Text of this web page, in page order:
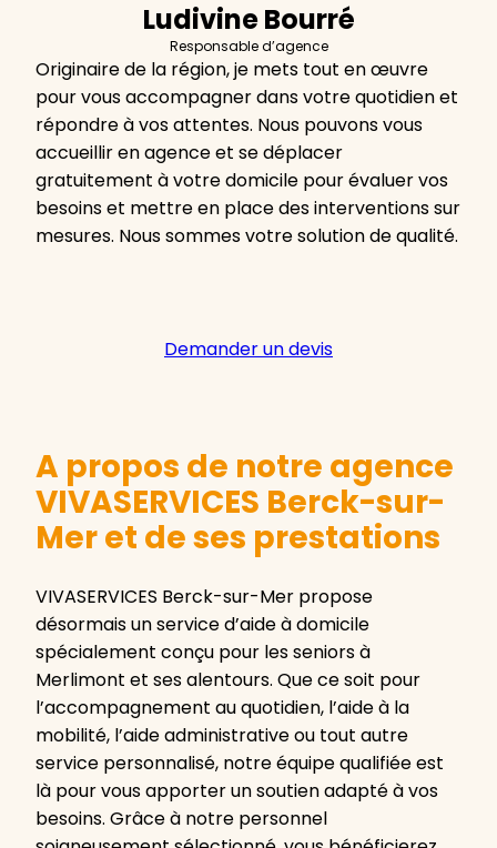
Ludivine Bourré
Responsable d’agence
Originaire de la région, je mets tout en œuvre
pour vous accompagner dans votre quotidien et
répondre à vos attentes. Nous pouvons vous
accueillir en agence et se déplacer
gratuitement à votre domicile pour évaluer vos
besoins et mettre en place des interventions sur
mesures. Nous sommes votre solution de qualité.
Demander un devis
A propos de notre agence
VIVASERVICES Berck-sur-
Mer et de ses prestations
VIVASERVICES Berck-sur-Mer propose
désormais un service d’aide à domicile
spécialement conçu pour les seniors à
Merlimont et ses alentours. Que ce soit pour
l’accompagnement au quotidien, l’aide à la
mobilité, l’aide administrative ou tout autre
service personnalisé, notre équipe qualifiée est
là pour vous apporter un soutien adapté à vos
besoins. Grâce à notre personnel